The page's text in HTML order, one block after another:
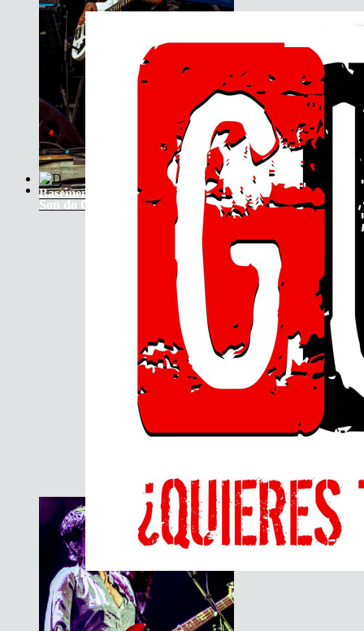
Son do Camiño
Basement Saints